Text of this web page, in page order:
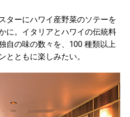
ターにハワイ産野菜のソテーを
に。イタリアとハワイの伝統料
自の味の数々を、100 種類以上
とともに楽しみたい。